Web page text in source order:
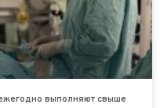
выполняют свыше